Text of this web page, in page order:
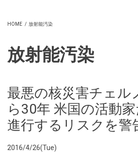
HOME / 放射能汚染
放射能汚染
最悪の核災害チェル
ら30年 米国の活動
進行するリスクを警
2016/4/26(Tue)